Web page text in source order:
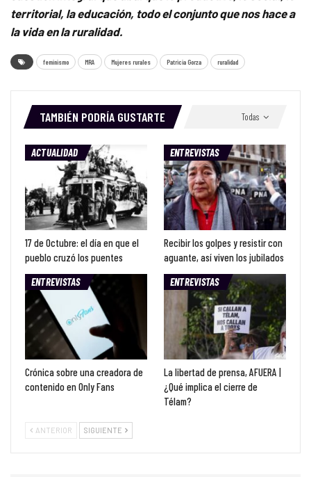
territorial, la educación, todo el conjunto que nos hace a
la vida en la ruralidad.
feminismo MRA Mujeres rurales Patricia Gorza ruralidad
Todas
TAMBIÉN PODRÍA GUSTARTE
ACTUALIDAD
17 de Octubre: el día en que el
pueblo cruzó los puentes
ENTREVISTAS
Recibir los golpes y resistir con
aguante, así viven los jubilados
ENTREVISTAS
Crónica sobre una creadora de
contenido en Only Fans
ENTREVISTAS
La libertad de prensa, AFUERA |
¿Qué implica el cierre de
Télam?
ANTERIOR SIGUIENTE